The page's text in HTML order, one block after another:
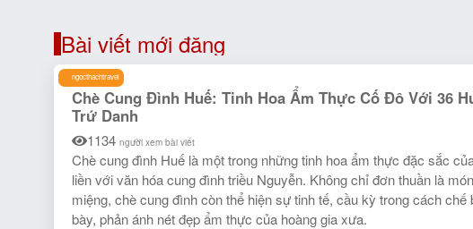
Bài viết mới đăng
ngocthachtravel
Chè Cung Đình Huế: Tinh Hoa Ẩm Thực Cố Đô Với 36
Trứ Danh
1134 người xem bài viết
Chè cung đình Huế là một trong những tinh hoa ẩm thực đặc sắc
liền với văn hóa cung đình triều Nguyễn. Không chỉ đơn thuần là
miệng, chè cung đình còn thể hiện sự tinh tế, cầu kỳ trong cách chế
bày, phản ánh nét đẹp ẩm thực của hoàng gia xưa.